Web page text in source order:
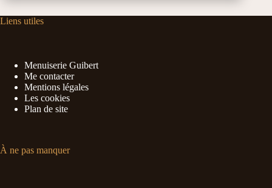
Liens utiles
Menuiserie Guibert
Me contacter
Mentions légales
Les cookies
Plan de site
À ne pas manquer